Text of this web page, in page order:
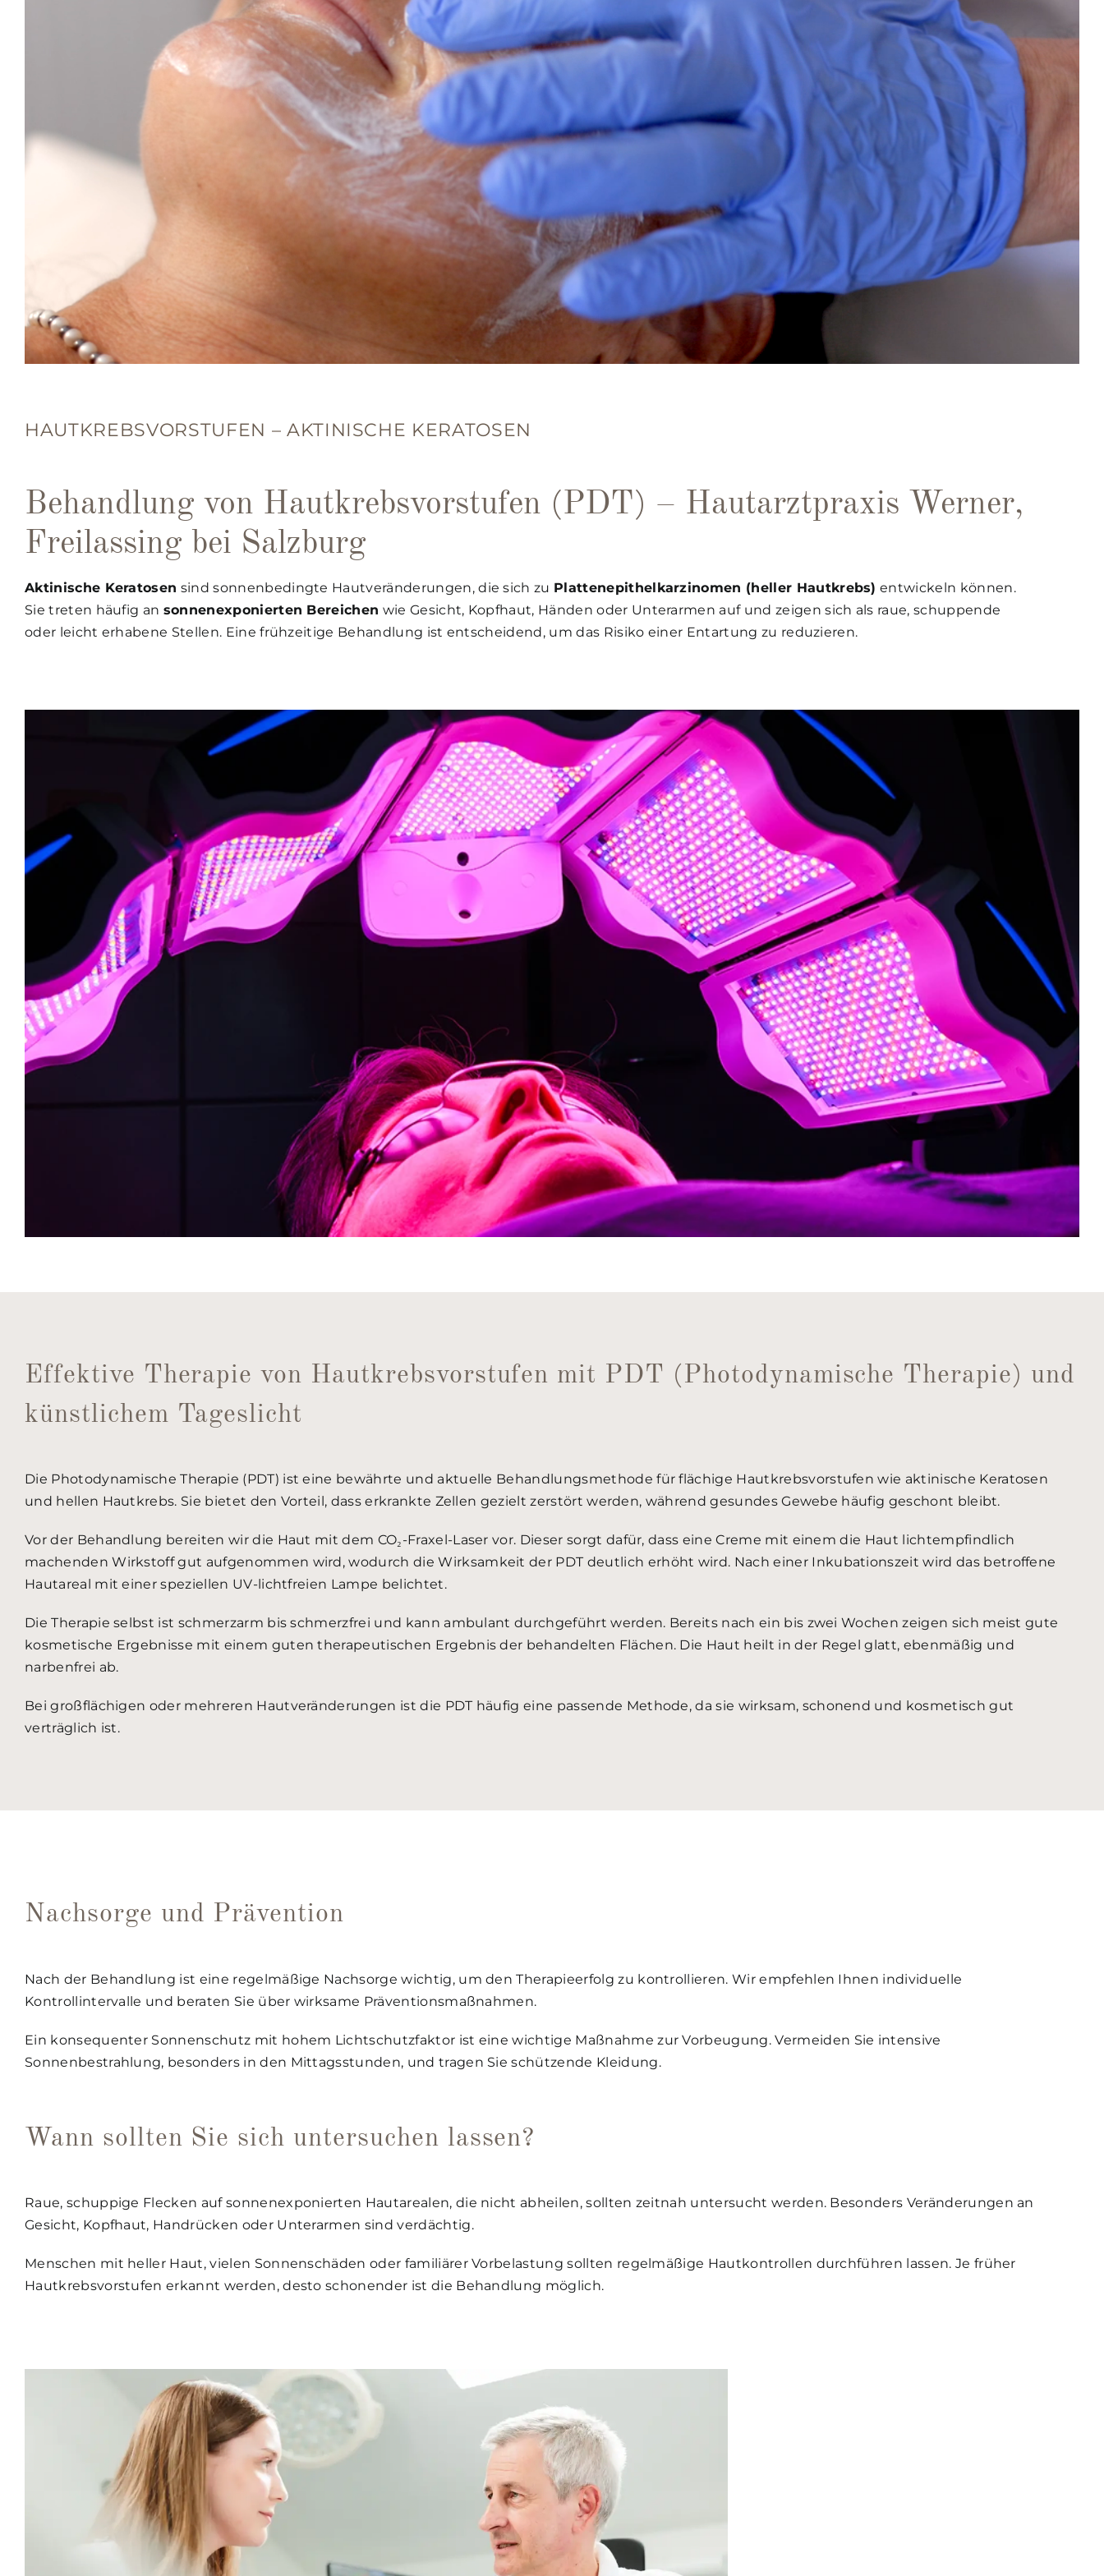
HAUTKREBSVORSTUFEN – AKTINISCHE KERATOSEN
Behandlung von Hautkrebsvorstufen (PDT) – Hautarztpraxis Werner,
Freilassing bei Salzburg
Aktinische Keratosen sind sonnenbedingte Hautveränderungen, die sich zu Plattenepithelkarzinomen (heller Hautkrebs) entwickeln können.
Sie treten häufig an sonnenexponierten Bereichen wie Gesicht, Kopfhaut, Händen oder Unterarmen auf und zeigen sich als raue, schuppende
oder leicht erhabene Stellen. Eine frühzeitige Behandlung ist entscheidend, um das Risiko einer Entartung zu reduzieren.
Effektive Therapie von Hautkrebsvorstufen mit PDT (Photodynamische Therapie) und
künstlichem Tageslicht
Die Photodynamische Therapie (PDT) ist eine bewährte und aktuelle Behandlungsmethode für flächige Hautkrebsvorstufen wie aktinische Keratosen
und hellen Hautkrebs. Sie bietet den Vorteil, dass erkrankte Zellen gezielt zerstört werden, während gesundes Gewebe häufig geschont bleibt.
Vor der Behandlung bereiten wir die Haut mit dem CO₂-Fraxel-Laser vor. Dieser sorgt dafür, dass eine Creme mit einem die Haut lichtempfindlich
machenden Wirkstoff gut aufgenommen wird, wodurch die Wirksamkeit der PDT deutlich erhöht wird. Nach einer Inkubationszeit wird das betroffene
Hautareal mit einer speziellen UV-lichtfreien Lampe belichtet.
Die Therapie selbst ist schmerzarm bis schmerzfrei und kann ambulant durchgeführt werden. Bereits nach ein bis zwei Wochen zeigen sich meist gute
kosmetische Ergebnisse mit einem guten therapeutischen Ergebnis der behandelten Flächen. Die Haut heilt in der Regel glatt, ebenmäßig und
narbenfrei ab.
Bei großflächigen oder mehreren Hautveränderungen ist die PDT häufig eine passende Methode, da sie wirksam, schonend und kosmetisch gut
verträglich ist.
Nachsorge und Prävention
Nach der Behandlung ist eine regelmäßige Nachsorge wichtig, um den Therapieerfolg zu kontrollieren. Wir empfehlen Ihnen individuelle
Kontrollintervalle und beraten Sie über wirksame Präventionsmaßnahmen.
Ein konsequenter Sonnenschutz mit hohem Lichtschutzfaktor ist eine wichtige Maßnahme zur Vorbeugung. Vermeiden Sie intensive
Sonnenbestrahlung, besonders in den Mittagsstunden, und tragen Sie schützende Kleidung.
Wann sollten Sie sich untersuchen lassen?
Raue, schuppige Flecken auf sonnenexponierten Hautarealen, die nicht abheilen, sollten zeitnah untersucht werden. Besonders Veränderungen an
Gesicht, Kopfhaut, Handrücken oder Unterarmen sind verdächtig.
Menschen mit heller Haut, vielen Sonnenschäden oder familiärer Vorbelastung sollten regelmäßige Hautkontrollen durchführen lassen. Je früher
Hautkrebsvorstufen erkannt werden, desto schonender ist die Behandlung möglich.